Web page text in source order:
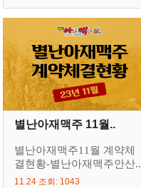
별난아재맥주 11월..
별난아재맥주11월 계약체
결현황-별난아재맥주안산..
11.24 조회: 1043